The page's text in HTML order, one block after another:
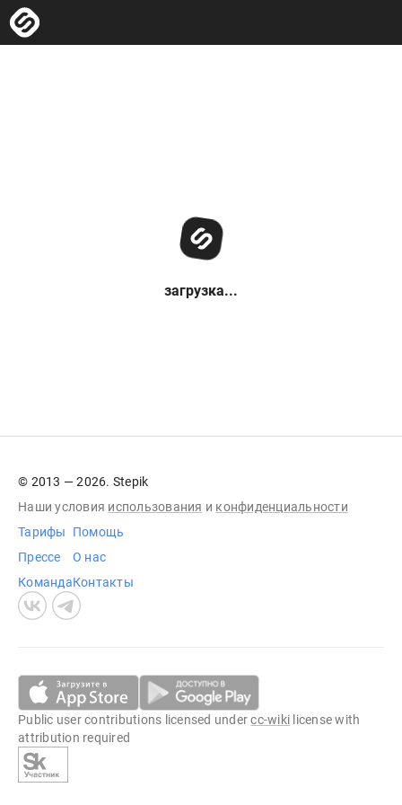
загрузка...
© 2013 — 2026. Stepik
Наши условия использования и конфиденциальности
Тарифы
Прессе
Команда
Помощь
О нас
Контакты
Public user contributions licensed undercc-wiki license with
attribution required